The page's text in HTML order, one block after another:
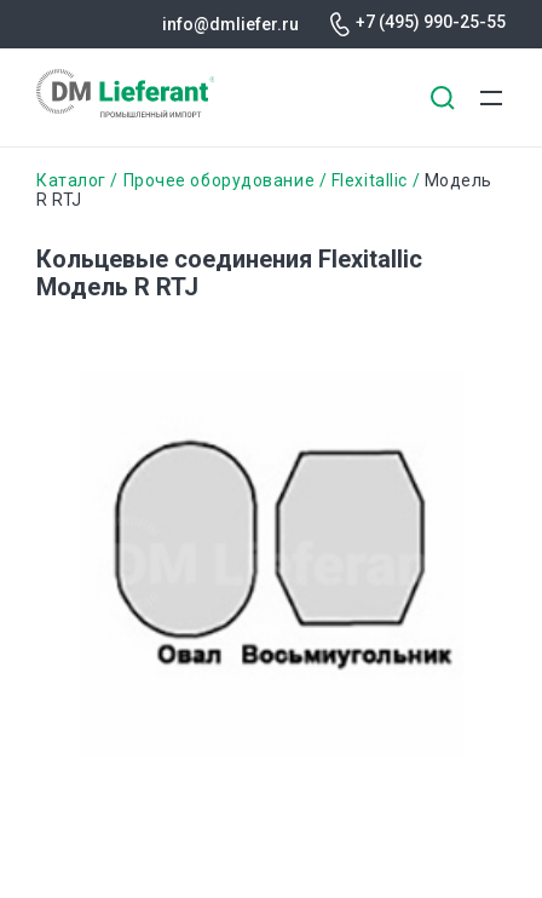
содержанию
info@dmliefer.ru +7 (495) 990-25-55
Строка
Каталог Прочее оборудование Flexitallic
Модель
R RTJ
Кольцевые соединения Flexitallic
Модель R RTJ